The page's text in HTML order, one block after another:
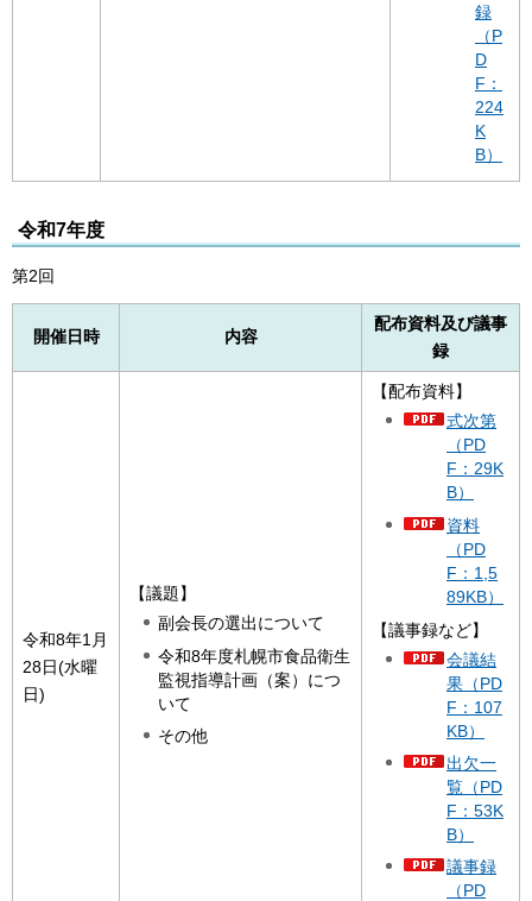
録
（P
D
F：
224
K
B）
令和7年度
第2回
開催日時 内容
配布資料及び議事
録
令和8年1月
28日(水曜
日)
【議題】
副会長の選出について
令和8年度札幌市食品衛生
監視指導計画（案）につ
いて
その他
【配布資料】
式次第
（PD
F：29K
B）
資料
（PD
F：1,5
89KB）
【議事録など】
会議結
果（PD
F：107
KB）
出欠一
覧（PD
F：53K
B）
議事録
（PD